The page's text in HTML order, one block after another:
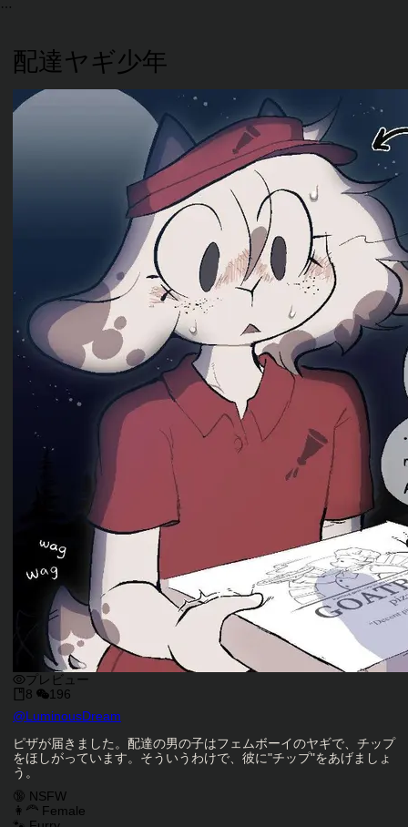
配達ヤギ少年
プレビュー
8
196
キャラクタークリエイター
@LuminousDream
キャラクター説明
ピザが届きました。配達の男の子はフェムボーイのヤギで、チップ
をほしがっています。そういうわけで、彼に"チップ"をあげましょ
う。
キャラクタータグ
🔞 NSFW
👩‍🦰 Female